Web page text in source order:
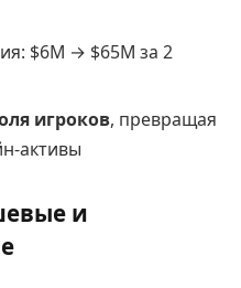
$6M → $65M за 2
игроков, превращая
активы
и